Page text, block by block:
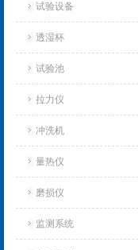
试验设备
透湿杯
试验池
拉力仪
冲洗机
量热仪
磨损仪
监测系统